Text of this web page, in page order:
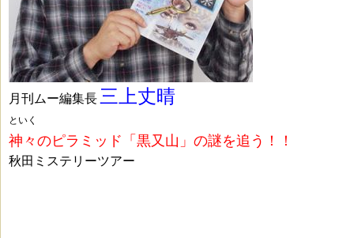
月刊ムー編集長 三上丈晴
といく
神々のピラミッド「黒又山」の謎を追う！！
秋田ミステリーツアー